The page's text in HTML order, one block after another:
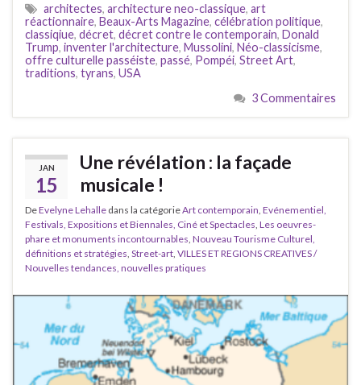
architectes, architecture neo-classique, art
réactionnaire, Beaux-Arts Magazine, célébration politique,
classiqiue, décret, décret contre le contemporain, Donald
Trump, inventer l'architecture, Mussolini, Néo-classicisme,
offre culturelle passéiste, passé, Pompéi, Street Art,
traditions, tyrans, USA
3 Commentaires
JAN
15
Une révélation : la façade
musicale !
DeEvelyne Lehalle dans la catégorieArt contemporain Evénementiel,
Festivals, Expositions et Biennales, Ciné et Spectacles Les oeuvres-
phare et monuments incontournables Nouveau Tourisme Culturel,
définitions et stratégies Street-art VILLES ET REGIONS CREATIVES /
Nouvelles tendances, nouvelles pratiques